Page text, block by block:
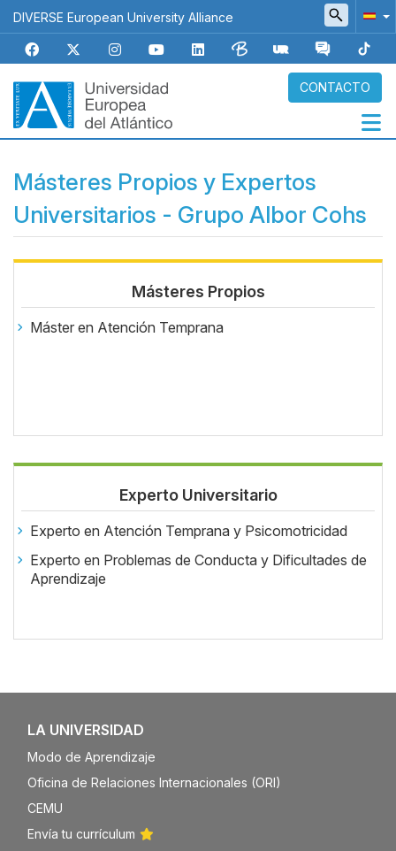
Pasar
al
contenido
principal
DIVERSE European University Alliance
CONTACTO
Navegación
principal
Másteres Propios y Expertos
Universitarios - Grupo Albor Cohs
Másteres Propios
Máster en Atención Temprana
Experto Universitario
Experto en Atención Temprana y Psicomotricidad
Experto en Problemas de Conducta y Dificultades de
Aprendizaje
LA UNIVERSIDAD
Modo de Aprendizaje
Oficina de Relaciones Internacionales (ORI)
CEMU
Envía tu currículum